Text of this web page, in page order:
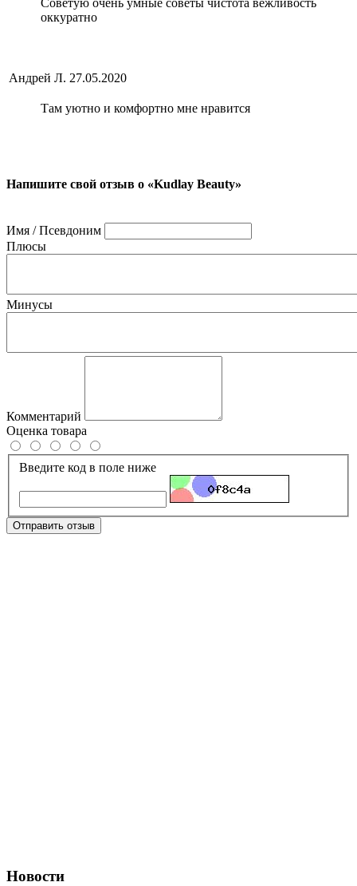
Советую очень умные советы чистота вежливость
оккуратно
Андрей Л. 27.05.2020
Там уютно и комфортно мне нравится
Напишите свой отзыв о «Kudlay Beauty»
Имя / Псевдоним
Плюсы
Минусы
Комментарий
Оценка товара
Введите код в поле ниже
Отправить отзыв
Новости